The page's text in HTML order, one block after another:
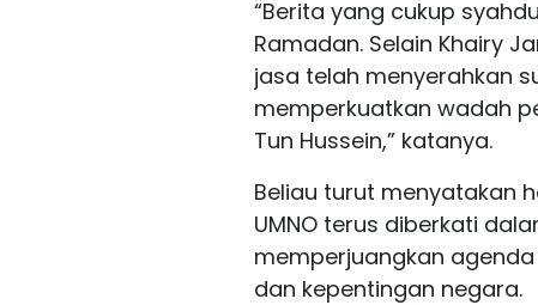
“Berita yang cukup
Ramadan. Selain Khairy
jasa telah menyerahkan
memperkuatkan wadah
Tun Hussein,” katanya.
Beliau turut menyatakan
UMNO terus diberkati
memperjuangkan agenda
dan kepentingan negara.